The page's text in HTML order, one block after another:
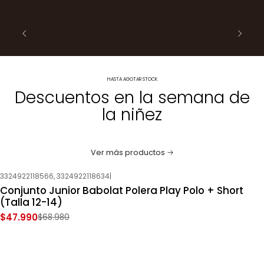
HASTA AGOTAR STOCK
Descuentos en la semana de
la niñez
Ver más productos
-30%OFF
Nuevo
3324922118566, 3324922118634|
Conjunto Junior Babolat Polera Play Polo + Short
(Talla 12-14)
$47.990$68.980